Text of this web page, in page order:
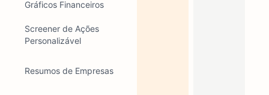
Gráficos Financeiros
Screener de Ações
Personalizável
Resumos de Empresas